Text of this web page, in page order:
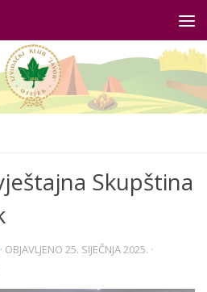
Skupština
· OBJAVLJENO 25. SIJEČNJA 2025. ·